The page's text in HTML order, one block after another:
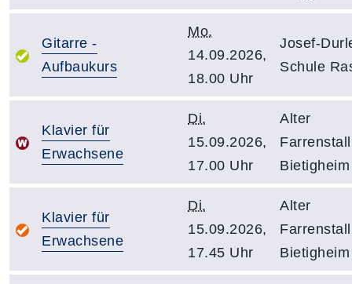
Gitarre -
Aufbaukurs
Mo.
14.09.2026,
18.00 Uhr
Josef-
Schule
Klavier für
Erwachsene
Di.
15.09.2026,
17.00 Uhr
Alter
Farrenstall
Bietigheim
Klavier für
Erwachsene
Di.
15.09.2026,
17.45 Uhr
Alter
Farrenstall
Bietigheim